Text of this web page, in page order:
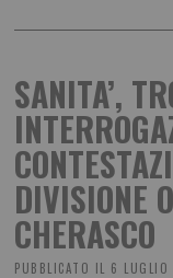
SANITA’,
DIVISIONE
CHERASCO
PUBBLICATO IL 6 LUGLIO